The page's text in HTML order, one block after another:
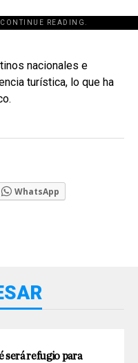
READING.
nacionales e
turística, lo que ha
WhatsApp
será refugio para